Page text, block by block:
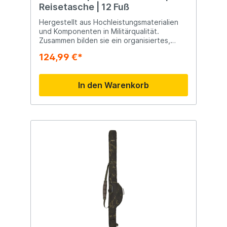
Reisetasche | 12 Fuß
Hergestellt aus Hochleistungsmaterialien
und Komponenten in Militärqualität.
Zusammen bilden sie ein organisiertes,
Gepäcksystem.
124,99 €*
In den Warenkorb